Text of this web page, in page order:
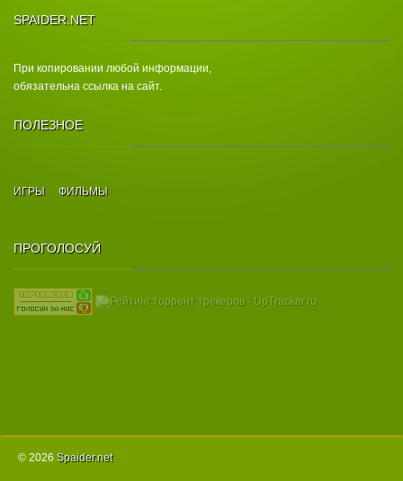
SPAIDER.NET
При копировании любой информации,
обязательна ссылка на сайт.
ПОЛЕЗНОЕ
ИГРЫ ФИЛЬМЫ
ПРОГОЛОСУЙ
© 2026 Spаider.net